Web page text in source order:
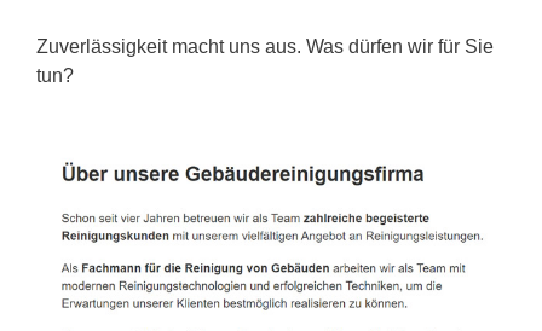
Zuverlässigkeit macht uns aus. Was dürfen wir für Sie
tun?